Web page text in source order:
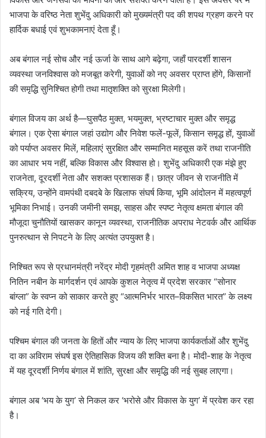
भाजपा के वरिष्ठ नेता शुभेंदु अधिकारी को मुख्यमंत्री पद की शपथ ग्रहण करने पर
हार्दिक बधाई एवं शुभकामनाएं देता हूँ।
अब बंगाल नई सोच और नई ऊर्जा के साथ आगे बढ़ेगा, जहाँ पारदर्शी शासन
व्यवस्था जनविश्वास को मजबूत करेगी, युवाओं को नए अवसर प्राप्त होंगे, किसानों
की समृद्धि सुनिश्चित होगी तथा मातृशक्ति को सुरक्षा मिलेगी।
बंगाल विजय का अर्थ है—घुसपैठ मुक्त, भयमुक्त, भ्रष्टाचार मुक्त और समृद्ध
बंगाल। एक ऐसा बंगाल जहां उद्योग और निवेश फलें-फूलें, किसान समृद्ध हों, युवाओं
को पर्याप्त अवसर मिलें, महिलाएं सुरक्षित और सम्मानित महसूस करें तथा राजनीति
का आधार भय नहीं, बल्कि विकास और विश्वास हो। शुभेंदु अधिकारी एक मंझे हुए
राजनेता, दूरदर्शी नेता और सशक्त प्रशासक हैं। छात्र जीवन से राजनीति में
सक्रिय, उन्होंने वामपंथी दबदबे के खिलाफ संघर्ष किया, भूमि आंदोलन में महत्वपूर्ण
भूमिका निभाई। उनकी जमीनी समझ, साहस और स्पष्ट नेतृत्व क्षमता बंगाल की
मौजूदा चुनौतियों खासकर कानून व्यवस्था, राजनीतिक अपराध नेटवर्क और आर्थिक
पुनरुत्थान से निपटने के लिए अत्यंत उपयुक्त है।
निश्चित रूप से प्रधानमंत्री नरेंद्र मोदी गृहमंत्री अमित शाह व भाजपा अध्यक्ष
नितिन नबीन के मार्गदर्शन एवं आपके कुशल नेतृत्व में प्रदेश सरकार “सोनार
बांग्ला” के स्वप्न को साकार करते हुए “आत्मनिर्भर भारत–विकसित भारत” के लक्ष्य
को नई गति देगी।
पश्चिम बंगाल की जनता के हितों और न्याय के लिए भाजपा कार्यकर्ताओं और शुभेंदु
दा का अविराम संघर्ष इस ऐतिहासिक विजय की शक्ति बना है। मोदी-शाह के नेतृत्व
में यह दूरदर्शी निर्णय बंगाल में शांति, सुरक्षा और समृद्धि की नई सुबह लाएगा।
बंगाल अब ‘भय के युग’ से निकल कर ‘भरोसे और विकास के युग’ में प्रवेश कर रहा
है।